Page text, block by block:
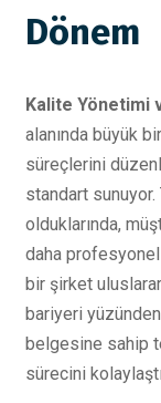
Dönem
Kalite Yönetimi
alanında büyük
süreçlerini
standart
olduklarında,
daha
bir şirket
bariyeri
belgesine sahip
sürecini